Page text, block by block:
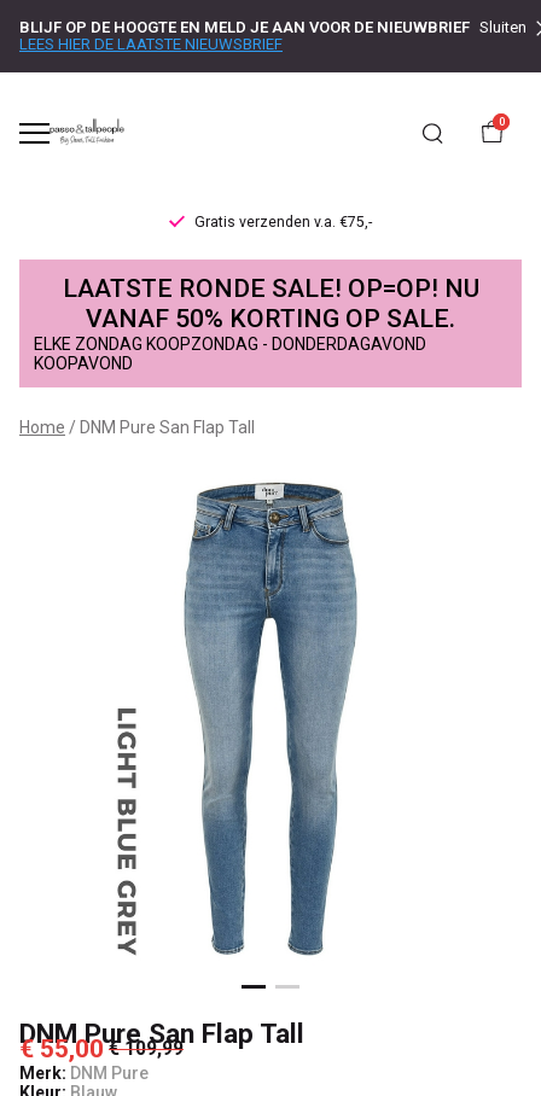
BLIJF OP DE HOOGTE EN MELD JE AAN VOOR DE NIEUWBRIEF
LEES HIER DE LAATSTE NIEUWSBRIEF
Sluiten
0
Gratis verzenden v.a. €75,-
DNM
Pure
San
Flap
LAATSTE RONDE SALE! OP=OP! NU
VANAF 50% KORTING OP SALE.
ELKE ZONDAG KOOPZONDAG - DONDERDAGAVOND
KOOPAVOND
Home DNM Pure San Flap Tall
DNM Pure San Flap Tall
€ 55,00 € 109,99
Merk: DNM Pure